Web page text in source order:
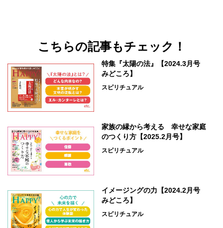
こちらの記事もチェック！
特集『太陽の法』【2024.3月号
みどころ】
スピリチュアル
家族の縁から考える 幸せな家庭
のつくり方【2025.2月号】
スピリチュアル
イメージングの力【2024.2月号
みどころ】
スピリチュアル